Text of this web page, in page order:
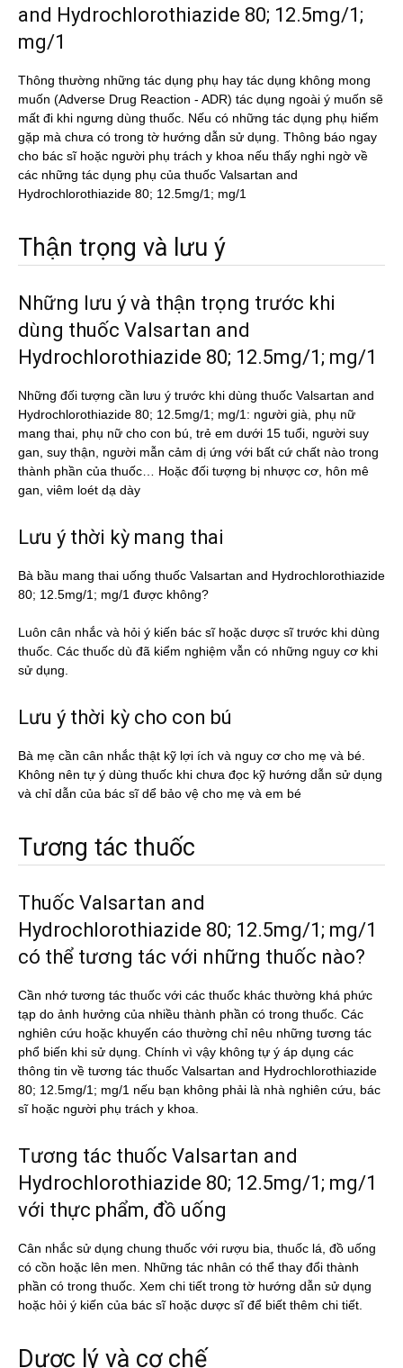
and Hydrochlorothiazide 80; 12.5mg/1;
mg/1
Thông thường những tác dụng phụ hay tác dụng không mong
muốn (Adverse Drug Reaction - ADR) tác dụng ngoài ý muốn sẽ
mất đi khi ngưng dùng thuốc. Nếu có những tác dụng phụ hiếm
gặp mà chưa có trong tờ hướng dẫn sử dụng. Thông báo ngay
cho bác sĩ hoặc người phụ trách y khoa nếu thấy nghi ngờ về
các những tác dụng phụ của thuốc Valsartan and
Hydrochlorothiazide 80; 12.5mg/1; mg/1
Thận trọng và lưu ý
Những lưu ý và thận trọng trước khi
dùng thuốc Valsartan and
Hydrochlorothiazide 80; 12.5mg/1; mg/1
Những đối tượng cần lưu ý trước khi dùng thuốc Valsartan and
Hydrochlorothiazide 80; 12.5mg/1; mg/1: người già, phụ nữ
mang thai, phụ nữ cho con bú, trẻ em dưới 15 tuổi, người suy
gan, suy thận, người mẫn cảm dị ứng với bất cứ chất nào trong
thành phần của thuốc… Hoặc đối tượng bị nhược cơ, hôn mê
gan, viêm loét dạ dày
Lưu ý thời kỳ mang thai
Bà bầu mang thai uống thuốc Valsartan and Hydrochlorothiazide
80; 12.5mg/1; mg/1 được không?
Luôn cân nhắc và hỏi ý kiến bác sĩ hoặc dược sĩ trước khi dùng
thuốc. Các thuốc dù đã kiểm nghiệm vẫn có những nguy cơ khi
sử dụng.
Lưu ý thời kỳ cho con bú
Bà mẹ cần cân nhắc thật kỹ lợi ích và nguy cơ cho mẹ và bé.
Không nên tự ý dùng thuốc khi chưa đọc kỹ hướng dẫn sử dụng
và chỉ dẫn của bác sĩ dể bảo vệ cho mẹ và em bé
Tương tác thuốc
Thuốc Valsartan and
Hydrochlorothiazide 80; 12.5mg/1; mg/1
có thể tương tác với những thuốc nào?
Cần nhớ tương tác thuốc với các thuốc khác thường khá phức
tạp do ảnh hưởng của nhiều thành phần có trong thuốc. Các
nghiên cứu hoặc khuyến cáo thường chỉ nêu những tương tác
phổ biến khi sử dụng. Chính vì vậy không tự ý áp dụng các
thông tin về tương tác thuốc Valsartan and Hydrochlorothiazide
80; 12.5mg/1; mg/1 nếu bạn không phải là nhà nghiên cứu, bác
sĩ hoặc người phụ trách y khoa.
Tương tác thuốc Valsartan and
Hydrochlorothiazide 80; 12.5mg/1; mg/1
với thực phẩm, đồ uống
Cân nhắc sử dụng chung thuốc với rượu bia, thuốc lá, đồ uống
có cồn hoặc lên men. Những tác nhân có thể thay đổi thành
phần có trong thuốc. Xem chi tiết trong tờ hướng dẫn sử dụng
hoặc hỏi ý kiến của bác sĩ hoặc dược sĩ để biết thêm chi tiết.
Dược lý và cơ chế